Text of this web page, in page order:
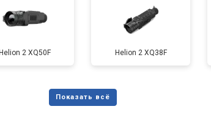
2 XQ50F Helion 2 XQ38F